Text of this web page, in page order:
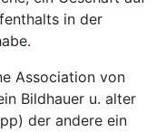
in der
Association von
Bildhauer u. alter
der andere ein